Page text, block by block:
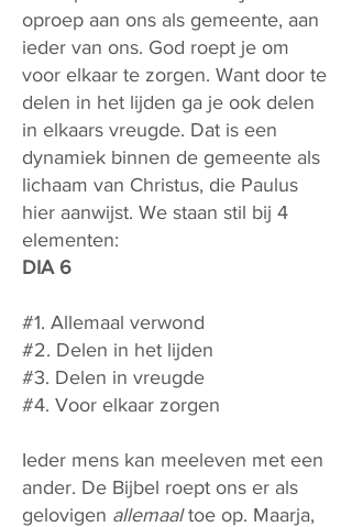
oproep aan ons als gemeente, aan
ieder van ons. God roept je om
voor elkaar te zorgen. Want door te
delen in het lijden ga je ook delen
in elkaars vreugde. Dat is een
dynamiek binnen de gemeente als
lichaam van Christus, die Paulus
hier aanwijst. We staan stil bij 4
elementen:
DIA 6
#1. Allemaal verwond
#2. Delen in het lijden
#3. Delen in vreugde
#4. Voor elkaar zorgen
Ieder mens kan meeleven met een
ander. De Bijbel roept ons er als
gelovigen allemaaltoe op. Maarja,